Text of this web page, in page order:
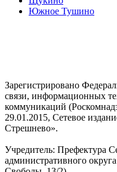
Южное Тушино
Зарегистрировано
связи, информационных
коммуникаций
29.01.2015, Сетевое
Стрешнево».
Учредитель: Префектура
административного